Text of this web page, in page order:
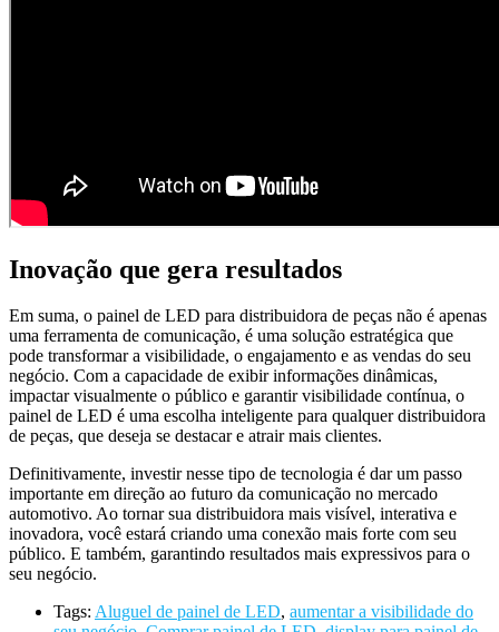
Inovação que gera resultados
Em suma, o painel de LED para distribuidora de peças não é apenas
uma ferramenta de comunicação, é uma solução estratégica que
pode transformar a visibilidade, o engajamento e as vendas do seu
negócio. Com a capacidade de exibir informações dinâmicas,
impactar visualmente o público e garantir visibilidade contínua, o
painel de LED é uma escolha inteligente para qualquer distribuidora
de peças, que deseja se destacar e atrair mais clientes.
Definitivamente, investir nesse tipo de tecnologia é dar um passo
importante em direção ao futuro da comunicação no mercado
automotivo. Ao tornar sua distribuidora mais visível, interativa e
inovadora, você estará criando uma conexão mais forte com seu
público. E também, garantindo resultados mais expressivos para o
seu negócio.
Tags: Aluguel de painel de LED, aumentar a visibilidade do